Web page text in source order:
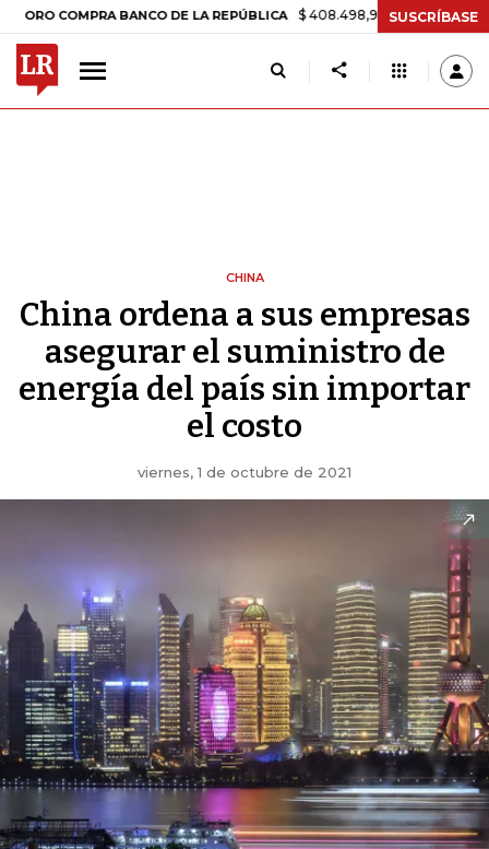
BANCO DE LA REPÚBLICA $ 408.498,97 +$ 8.753,81 +2,19%
SUSCRÍBASE
CHINA
China ordena a sus empresas
asegurar el suministro de
energía del país sin importar
el costo
viernes, 1 de octubre de 2021